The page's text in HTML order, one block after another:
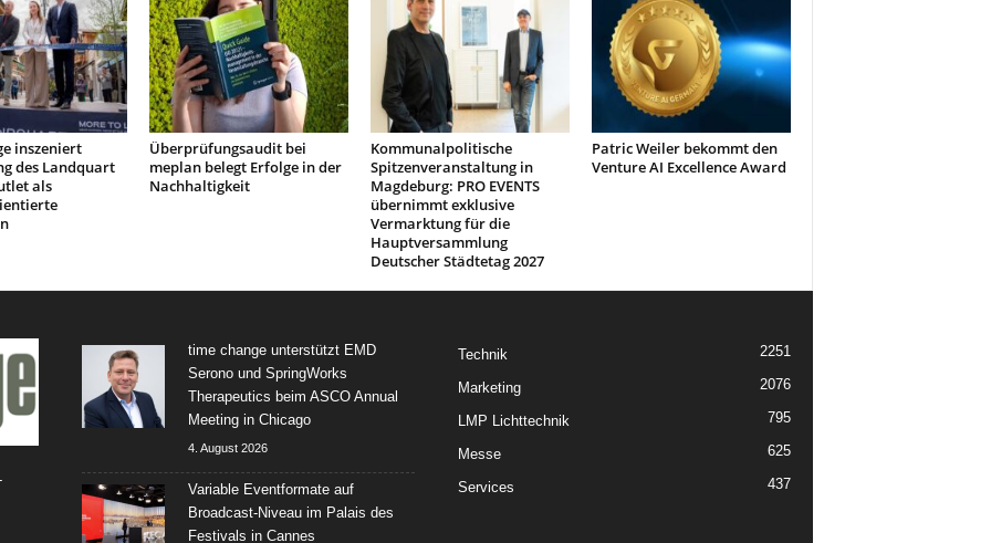
inszeniert
des Landquart
als
Überprüfungsaudit bei
meplan belegt Erfolge in der
Nachhaltigkeit
Kommunalpolitische
Spitzenveranstaltung in
Magdeburg: PRO EVENTS
übernimmt exklusive
Vermarktung für die
Hauptversammlung
Deutscher Städtetag 2027
Patric Weiler bekommt den
Venture AI Excellence Award
time change unterstützt EMD
Serono und SpringWorks
Therapeutics beim ASCO Annual
Meeting in Chicago
4. August 2026
Variable Eventformate auf
Broadcast-Niveau im Palais des
Festivals in Cannes
Technik 2251
Marketing 2076
LMP Lichttechnik 795
Messe 625
Services 437